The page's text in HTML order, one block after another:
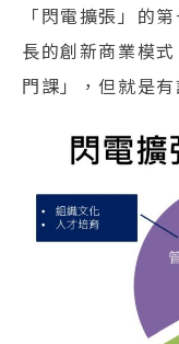
「閃電擴張」的
長的創新商業模
門課」，但就是